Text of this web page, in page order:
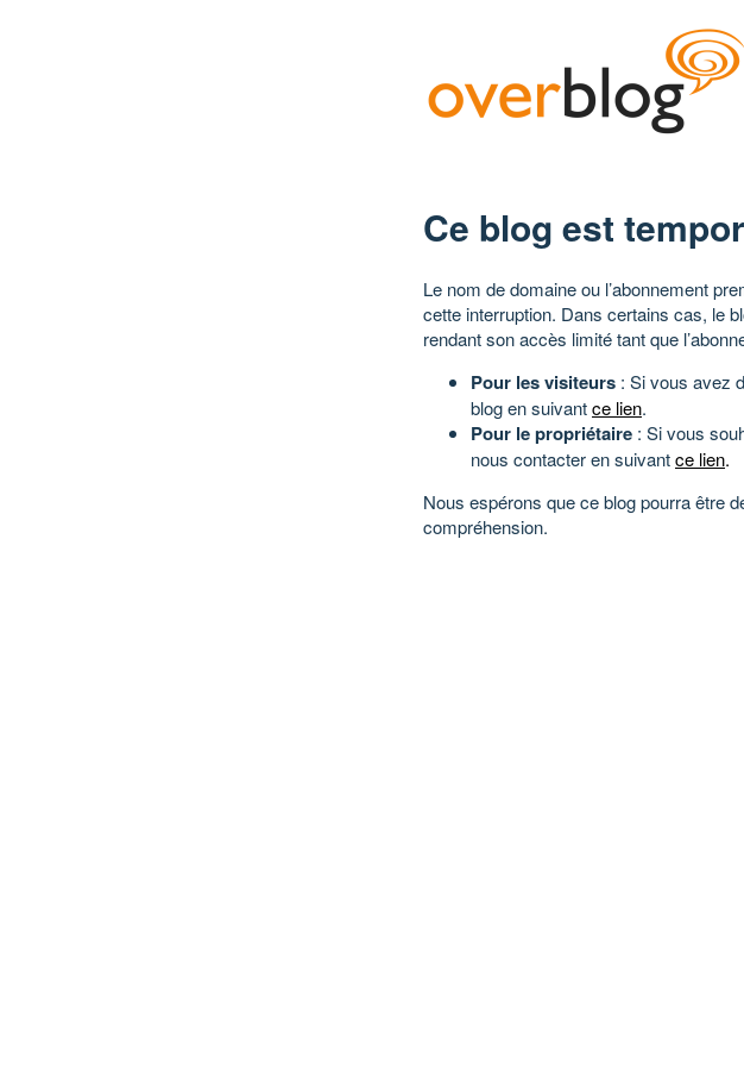
Ce blog est
Le nom de domaine ou l’abonnement
cette interruption. Dans certains cas, le
rendant son accès limité tant que
Pour les visiteurs : Si vous avez
blog en suivantce lien.
Pour le propriétaire : Si vous
nous contacter en suivantce lien.
Nous espérons que ce blog pourra être
compréhension.